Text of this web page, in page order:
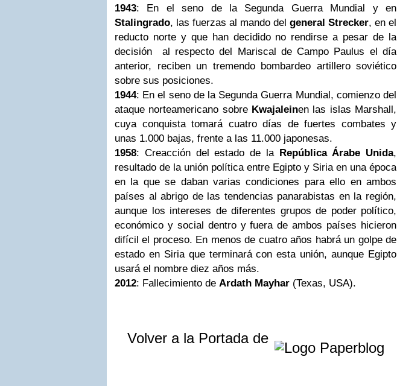
1943: En el seno de la Segunda Guerra Mundial y en
Stalingrado, las fuerzas al mando del general Strecker, en el
reducto norte y que han decidido no rendirse a pesar de la
decisión al respecto del Mariscal de Campo Paulus el día
anterior, reciben un tremendo bombardeo artillero soviético
sobre sus posiciones.
1944: En el seno de la Segunda Guerra Mundial, comienzo del
ataque norteamericano sobre Kwajaleinen las islas Marshall,
cuya conquista tomará cuatro días de fuertes combates y
unas 1.000 bajas, frente a las 11.000 japonesas.
1958: Creacción del estado de la República Árabe Unida,
resultado de la unión política entre Egipto y Siria en una época
en la que se daban varias condiciones para ello en ambos
países al abrigo de las tendencias panarabistas en la región,
aunque los intereses de diferentes grupos de poder político,
económico y social dentro y fuera de ambos países hicieron
difícil el proceso. En menos de cuatro años habrá un golpe de
estado en Siria que terminará con esta unión, aunque Egipto
usará el nombre diez años más.
2012: Fallecimiento de Ardath Mayhar (Texas, USA).
Volver a la Portada de